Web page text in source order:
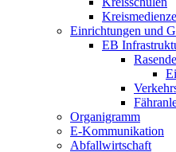
Einrichtungen und
EB
Organigramm
E-Kommunikation
Abfallwirtschaft